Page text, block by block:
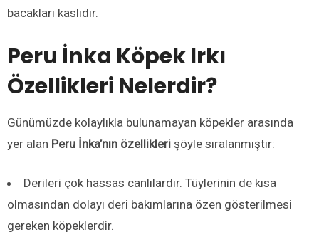
bacakları kaslıdır.
Peru İnka Köpek Irkı
Özellikleri Nelerdir?
Günümüzde kolaylıkla bulunamayan köpekler arasında
yer alan Peru İnka’nın özellikleri şöyle sıralanmıştır:
Derileri çok hassas canlılardır. Tüylerinin de kısa
olmasından dolayı deri bakımlarına özen gösterilmesi
gereken köpeklerdir.